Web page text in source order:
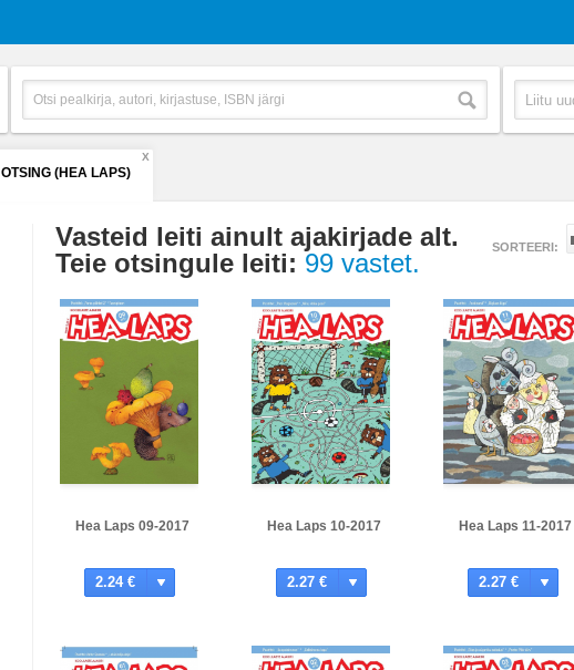
OTSING (HEA LAPS)
X
Vasteid leiti ainult ajakirjade alt.
Teie otsingule leiti: 99 vastet.
SORTEERI:
Hea Laps 09-2017
2.24 €
Hea Laps 10-2017
2.27 €
Hea Laps 11-2017
2.27 €